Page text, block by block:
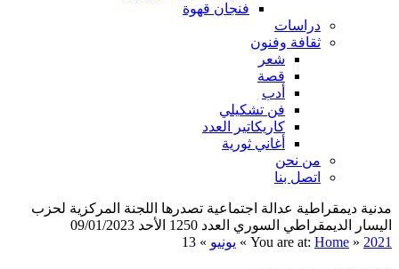
فنجان قهوة
دراسات
ثقافة وفنون
شعر
قصة
أدب
فن تشكيلي
كاريكاتير العدد
أغاني ثورية
من نحن
اتصل بنا
مدنية ديمقراطية عدالة اجتماعية تصدرها اللجنة المركزية لحزب
اليسار الديمقراطي السوري العدد 1250 الأحد 09/01/2023
You are at: Home » 2021
» يونيو »
13